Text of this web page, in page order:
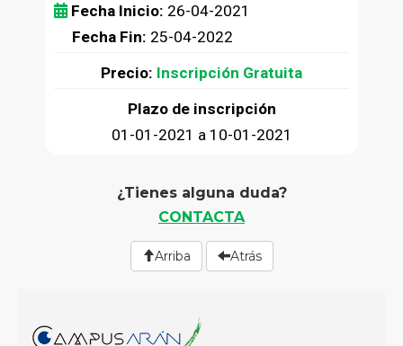
Fecha Inicio: 26-04-2021
Fecha Fin: 25-04-2022
Precio: Inscripción Gratuita
Plazo de inscripción
01-01-2021 a 10-01-2021
¿Tienes alguna duda?
CONTACTA
Arriba Atrás